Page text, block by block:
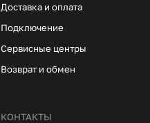
Доставка и оплата
Подключение
Сервисные центры
Возврат и обмен
КОНТАКТЫ